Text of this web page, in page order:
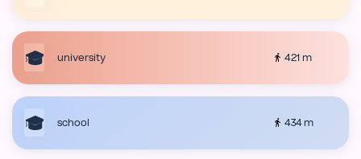
university 421 m
school 434 m